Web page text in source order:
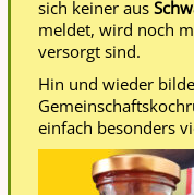
sich keiner aus
meldet, wird noch
versorgt sind.
Hin und wieder
einfach besonders